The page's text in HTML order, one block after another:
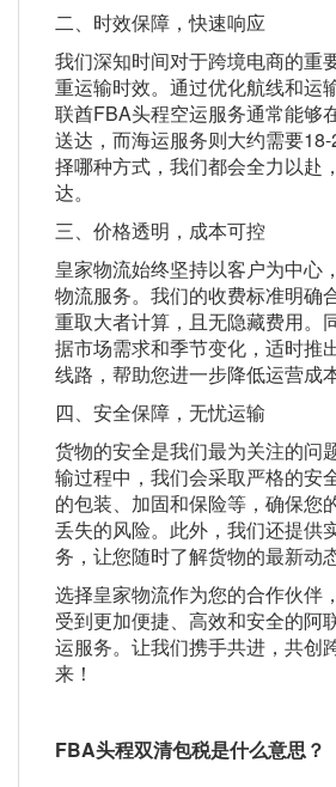
二、时效保障，快速响应
我们深知时间对于跨境电商的重
重运输时效。通过优化航线和运
联酋FBA头程空运服务通常能够
送达，而海运服务则大约需要
择哪种方式，我们都会全力以赴
达。
三、价格透明，成本可控
皇家物流始终坚持以客户为中心
物流服务。我们的收费标准明确
重取大者计算，且无隐藏费用。
据市场需求和季节变化，适时推
线路，帮助您进一步降低运营成本
四、安全保障，无忧运输
货物的安全是我们最为关注的问
输过程中，我们会采取严格的安
的包装、加固和保险等，确保您
丢失的风险。此外，我们还提供
务，让您随时了解货物的最新动态
选择皇家物流作为您的合作伙伴
受到更加便捷、高效和安全的阿
运服务。让我们携手共进，共创
来！
FBA头程双清包税是什么意思？